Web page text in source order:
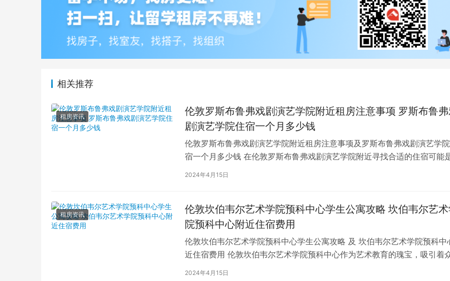
相关推荐
租房资讯
伦敦罗斯布鲁弗戏剧演艺学院附近租房注意事项 罗斯布鲁
剧演艺学院住宿一个月多少钱
伦敦罗斯布鲁弗戏剧演艺学院附近租房注意事项及罗斯布鲁弗戏剧演艺学
宿一个月多少钱 在伦敦罗斯布鲁弗戏剧演艺学院附近寻找合适的住宿可能
学生活中的一项关键任务。为了帮助您顺利完成…
2024年4月15日
租房资讯
伦敦坎伯韦尔艺术学院预科中心学生公寓攻略 坎伯韦尔艺
院预科中心附近住宿费用
伦敦坎伯韦尔艺术学院预科中心学生公寓攻略 及 坎伯韦尔艺术学院预科中
近住宿费用 伦敦坎伯韦尔艺术学院预科中心作为艺术教育的瑰宝，吸引着
2024年4月15日